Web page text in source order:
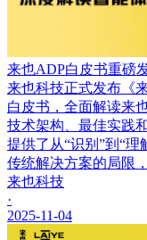
来也ADP白皮书重磅
来也科技正式发布《
白皮书，全面解读来
技术架构、最佳实践
提供了从“识别”到“
传统解决方案的局限
来也科技
·
2025-11-04